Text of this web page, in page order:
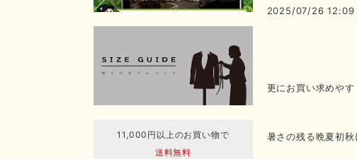
11,000円以上のお買い物で
送料無料
2025/07/26 12:09
更にお買い求めやす
暑さの残る晩夏初